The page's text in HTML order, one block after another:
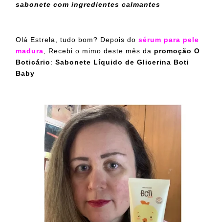
sabonete com ingredientes calmantes
Olá Estrela, tudo bom? Depois do sérum para pele
madura, Recebi o mimo deste mês da promoção O
Boticário: Sabonete Líquido de Glicerina Boti
Baby